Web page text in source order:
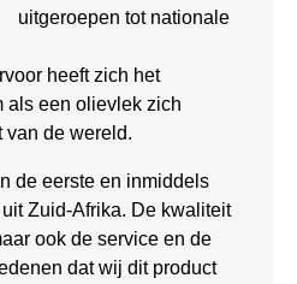
uitgeroepen tot nationale
heeft zich het
als een olievlek zich
van de wereld.
de eerste en inmiddels
Zuid-Afrika. De kwaliteit
ook de service en de
dat wij dit product